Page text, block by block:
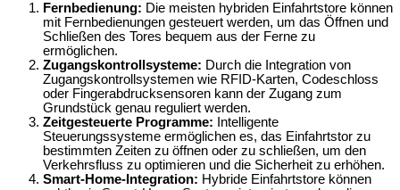
Fernbedienung: Die meisten hybriden Einfahrtstore können
mit Fernbedienungen gesteuert werden, um das Öffnen und
Schließen des Tores bequem aus der Ferne zu
ermöglichen.
Zugangskontrollsysteme: Durch die Integration von
Zugangskontrollsystemen wie RFID-Karten, Codeschloss
oder Fingerabdrucksensoren kann der Zugang zum
Grundstück genau reguliert werden.
Zeitgesteuerte Programme: Intelligente
Steuerungssysteme ermöglichen es, das Einfahrtstor zu
bestimmten Zeiten zu öffnen oder zu schließen, um den
Verkehrsfluss zu optimieren und die Sicherheit zu erhöhen.
Smart-Home-Integration: Hybride Einfahrtstore können